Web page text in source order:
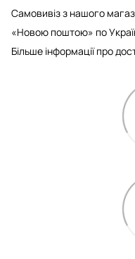
Самовивіз з нашого
«Новою поштою» по
Більше інформації про